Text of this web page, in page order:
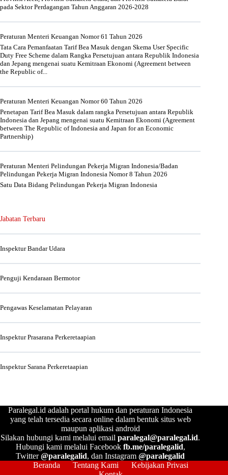
pada Sektor Perdagangan Tahun Anggaran 2026-2028
Peraturan Menteri Keuangan Nomor 61 Tahun 2026
Tata Cara Pemanfaatan Tarif Bea Masuk dengan Skema User Specific
Duty Free Scheme dalam Rangka Persetujuan antara Republik Indonesia
dan Jepang mengenai suatu Kemitraan Ekonomi (Agreement between
the Republic of...
Peraturan Menteri Keuangan Nomor 60 Tahun 2026
Penetapan Tarif Bea Masuk dalam rangka Persetujuan antara Republik
Indonesia dan Jepang mengenai suatu Kemitraan Ekonomi (Agreement
between The Republic of Indonesia and Japan for an Economic
Partnership)
Peraturan Menteri Pelindungan Pekerja Migran Indonesia/Badan
Pelindungan Pekerja Migran Indonesia Nomor 8 Tahun 2026
Satu Data Bidang Pelindungan Pekerja Migran Indonesia
Jabatan Terbaru
Inspektur Bandar Udara
Penguji Kendaraan Bermotor
Pengawas Keselamatan Pelayaran
Inspektur Prasarana Perkeretaapian
Inspektur Sarana Perkeretaapian
Paralegal.id adalah portal hukum dan peraturan Indonesia
yang telah tersedia secara online dalam bentuk situs web
maupun aplikasi android
Silakan hubungi kami melalui emailparalegal@paralegal.id.
Hubungi kami melalui Facebook fb.me/paralegalid,
Twitter@paralegalid, dan Instagram@paralegalid
Beranda
Tentang Kami
Kebijakan Privasi